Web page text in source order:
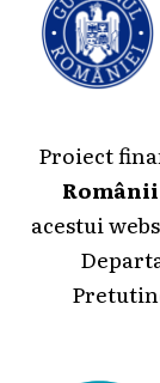
Proiect
acestui